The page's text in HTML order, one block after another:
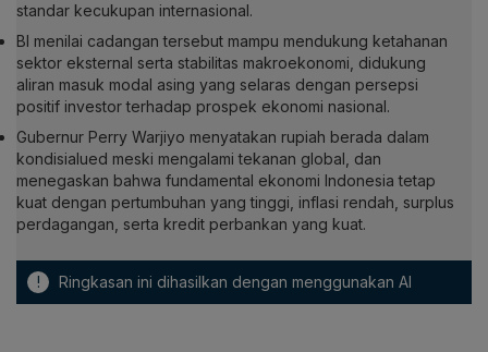
standar kecukupan internasional.
BI menilai cadangan tersebut mampu mendukung ketahanan
sektor eksternal serta stabilitas makroekonomi, didukung
aliran masuk modal asing yang selaras dengan persepsi
positif investor terhadap prospek ekonomi nasional.
Gubernur Perry Warjiyo menyatakan rupiah berada dalam
kondisialued meski mengalami tekanan global, dan
menegaskan bahwa fundamental ekonomi Indonesia tetap
kuat dengan pertumbuhan yang tinggi, inflasi rendah, surplus
perdagangan, serta kredit perbankan yang kuat.
! Ringkasan ini dihasilkan dengan menggunakan AI